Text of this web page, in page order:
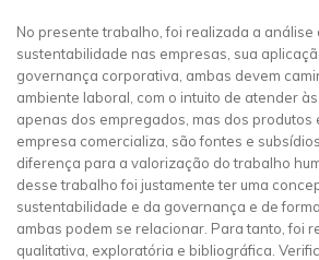
No presente trabalho, foi realizada a análise
sustentabilidade nas empresas, sua
governança corporativa, ambas devem
ambiente laboral, com o intuito de atender
apenas dos empregados, mas dos produtos
empresa comercializa, são fontes e
diferença para a valorização do trabalho
desse trabalho foi justamente ter uma
sustentabilidade e da governança e de
ambas podem se relacionar. Para tanto, foi
qualitativa, exploratória e bibliográfica.